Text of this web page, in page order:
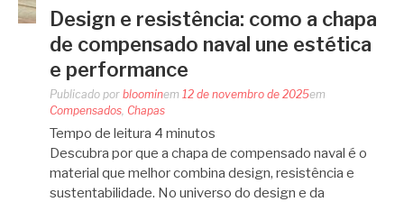
Design e resistência: como a chapa
de compensado naval une estética
e performance
Publicado por bloominem 12 de novembro de 2025em
Compensados Chapas
Tempo de leitura 4 minutos
Descubra por que a chapa de compensado naval é o
material que melhor combina design, resistência e
sustentabilidade. No universo do design e da